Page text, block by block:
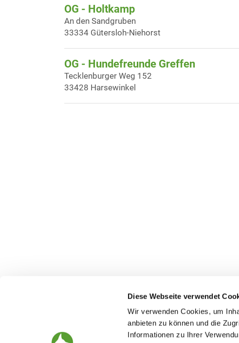
Diese Webseite verwendet
Wir verwenden Cookies, um
anbieten zu können und die
Informationen zu Ihrer
OG - Holtkamp
An den Sandgruben
33334 Gütersloh-Niehorst
OG - Hundefreunde Greffen
Tecklenburger Weg 152
33428 Harsewinkel
The German Shepherd The Club